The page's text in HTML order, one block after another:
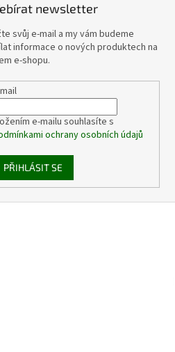
newsletter
svůj e-mail a my vám budeme
informace o nových produktech na
e-shopu.
e-mailu souhlasíte s
ochrany osobních údajů
PŘIHLÁSIT SE